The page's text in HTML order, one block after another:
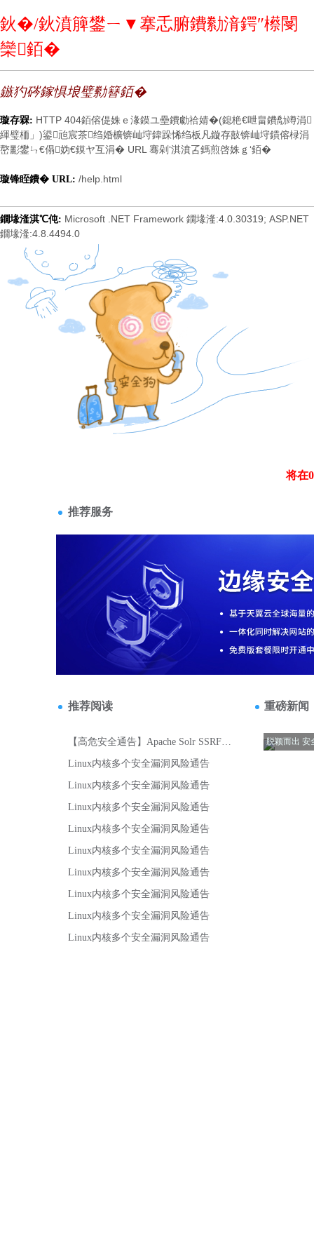
鈥�/鈥濆簲鐢ㄧ▼搴忎腑鐨勬湇鍔″櫒閿
欒銆�
鏃犳硶鎵惧埌璧勬簮銆�
璇存槑: HTTP 404銆傛偍姝ｅ湪鏌ユ壘鐨勮祫婧�(鎴栬€呭畠鐨勪竴涓
緷璧栭」)鍙兘宸茶绉婚櫎锛屾垨鍏跺悕绉板凡鏇存敼锛屾垨鏆傛椂涓
嶅彲鐢ㄣ€傝妫€鏌ヤ互涓� URL 骞剁‘淇濆叾鎷煎啓姝ｇ‘銆�
璇锋眰鐨� URL: /help.html
鐗堟湰淇℃伅: Microsoft .NET Framework 鐗堟湰:4.0.30319; ASP.NET
鐗堟湰:4.8.4494.0